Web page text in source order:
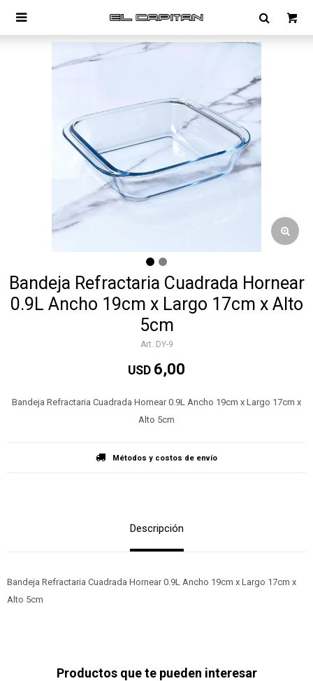

Bandeja Refractaria Cuadrada Hornear
0.9L Ancho 19cm x Largo 17cm x Alto
5cm
DY-9
USD 6,00
Bandeja Refractaria Cuadrada Hornear 0.9L Ancho 19cm x Largo 17cm x
Alto 5cm
Métodos y costos de envío
Descripción
Bandeja Refractaria Cuadrada Hornear 0.9L Ancho 19cm x Largo 17cm x
Alto 5cm
Productos que te pueden interesar